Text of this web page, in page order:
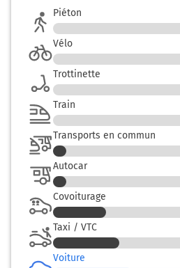
Piéton
Vélo
Trottinette
Train
Transports en commun
Autocar
Covoiturage
Taxi / VTC
Voiture